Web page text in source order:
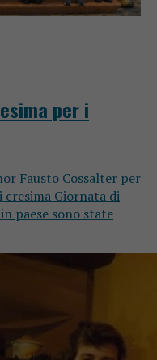
per i
Fausto Cossalter per
cresima Giornata di
paese sono state